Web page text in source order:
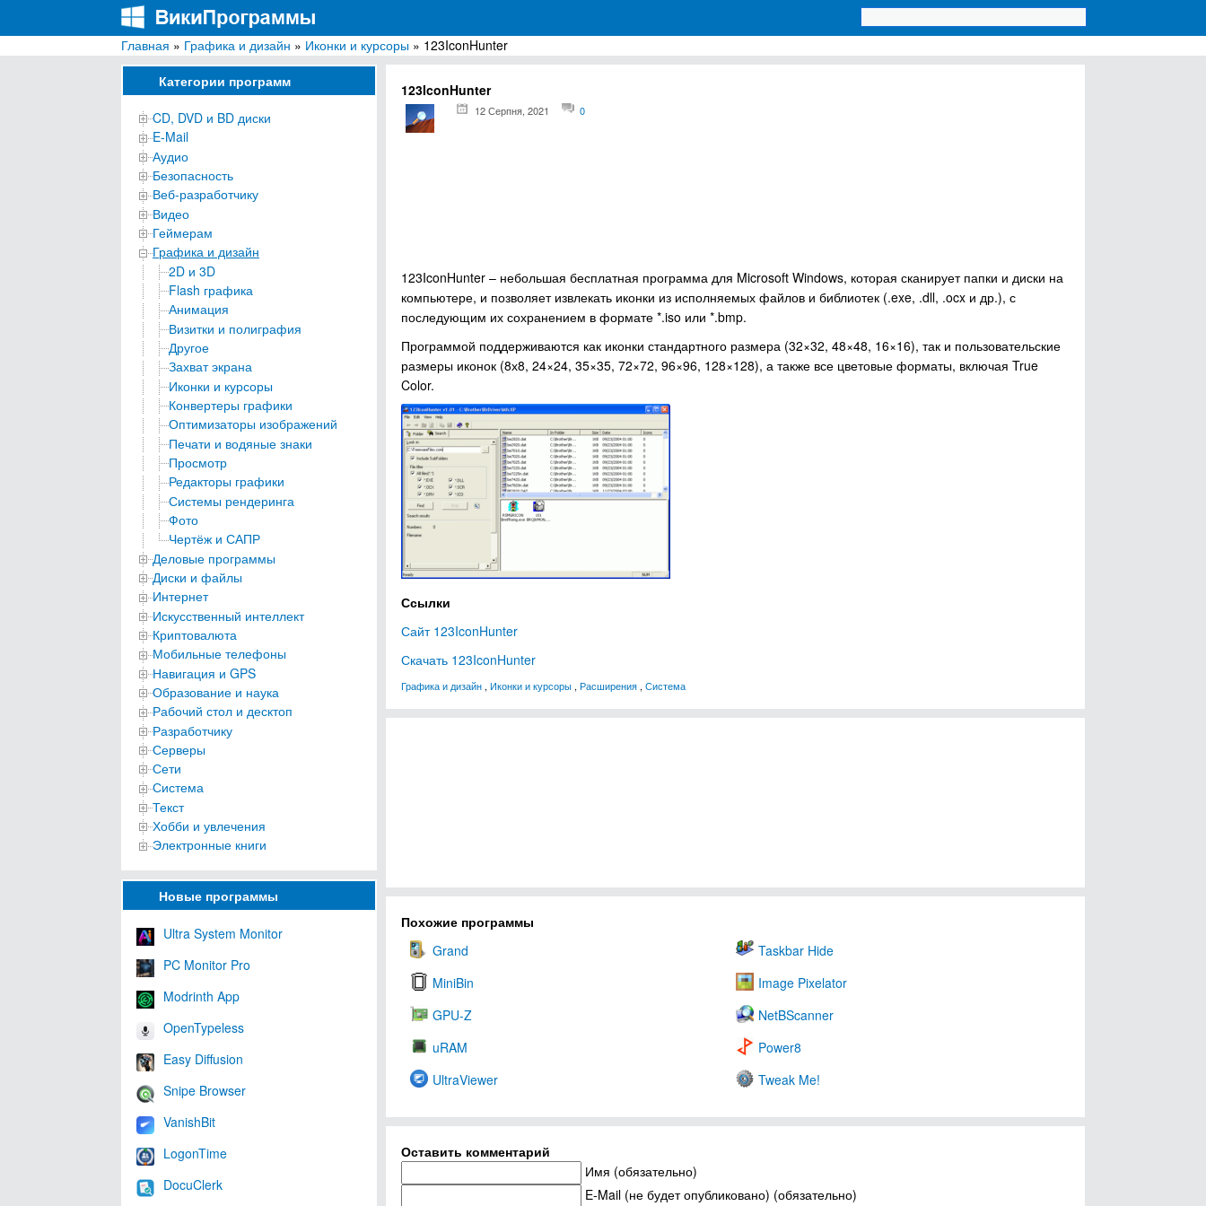
ВикиПрограммы
Энциклопедия бесплатных компьютерных программ для Windows
Главная » Графика и дизайн » Иконки и курсоры » 123IconHunter
Категории программ
CD, DVD и BD диски
E-Mail
Аудио
Безопасность
Веб-разработчику
Видео
Геймерам
Графика и дизайн
2D и 3D
Flash графика
Анимация
Визитки и полиграфия
Другое
Захват экрана
Иконки и курсоры
Конвертеры графики
Оптимизаторы изображений
Печати и водяные знаки
Просмотр
Редакторы графики
Системы рендеринга
Фото
Чертёж и САПР
Деловые программы
Диски и файлы
Интернет
Искусственный интеллект
Криптовалюта
Мобильные телефоны
Навигация и GPS
Образование и наука
Рабочий стол и десктоп
Разработчику
Серверы
Сети
Система
Текст
Хобби и увлечения
Электронные книги
Новые программы
Ultra System Monitor
PC Monitor Pro
Modrinth App
OpenTypeless
Easy Diffusion
Snipe Browser
VanishBit
LogonTime
DocuClerk
123IconHunter
12 Серпня, 2021 0
123IconHunter – небольшая бесплатная программа для Microsoft Windows, которая сканирует папки и диски на
компьютере, и позволяет извлекать иконки из исполняемых файлов и библиотек (.exe, .dll, .ocx и др.), с
последующим их сохранением в формате *.iso или *.bmp.
Программой поддерживаются как иконки стандартного размера (32×32, 48×48, 16×16), так и пользовательские
размеры иконок (8х8, 24×24, 35×35, 72×72, 96×96, 128×128), а также все цветовые форматы, включая True
Color.
Ссылки
Сайт 123IconHunter
Скачать 123IconHunter
Графика и дизайн , Иконки и курсоры , Расширения , Система
Похожие программы
Grand
Taskbar Hide
MiniBin
Image Pixelator
GPU-Z
NetBScanner
uRAM
Power8
UltraViewer
Tweak Me!
Оставить комментарий
Имя (обязательно)
E-Mail (не будет опубликовано) (обязательно)